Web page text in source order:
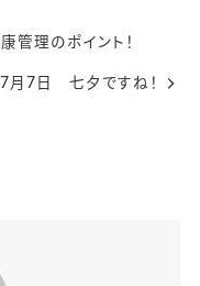
管理のポイント！
7月7日 七夕ですね！